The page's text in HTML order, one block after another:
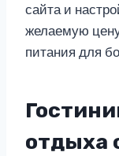
сайта и
желаемую
питания для
отдыха